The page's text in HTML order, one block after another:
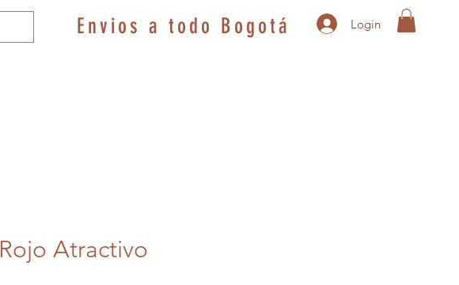
Envios a todo Bogotá Login
Rojo Atractivo